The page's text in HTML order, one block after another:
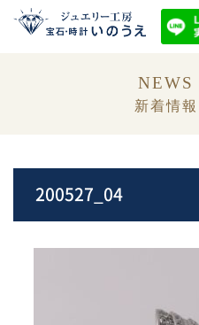
NEWS
新着情報
200527_04